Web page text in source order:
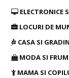
ELECTRONICE
LOCURI DE
CASA SI
MODA SI
MAMA SI